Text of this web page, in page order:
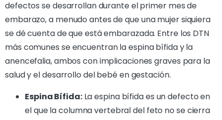
defectos se desarrollan durante el primer mes de
embarazo, a menudo antes de que una mujer siquiera
se dé cuenta de que está embarazada. Entre los DTN
más comunes se encuentran la espina bífida y la
anencefalia, ambos con implicaciones graves para la
salud y el desarrollo del bebé en gestación.
Espina Bífida:La espina bífida es un defecto en
el que la columna vertebral del feto no se cierra